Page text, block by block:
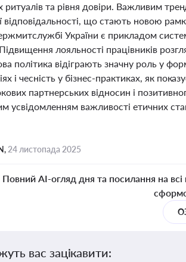
ритуалів та рівня довіри. Важливим
відповідальності, що стають новою
України є прикладом
лояльності працівників
політика відіграють значну роль у
і чесність у бізнес-практиках, як
партнерських відносин і
усвідомленням важливості етичних
24 листопада 2025
Повний AI-огляд дня та посилання на всі
вас зацікавити: